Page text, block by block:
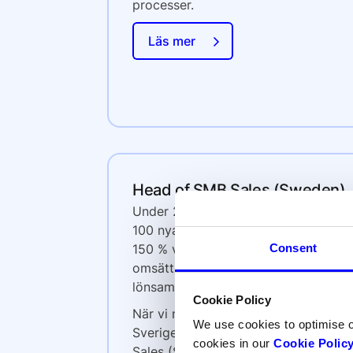
Consent
Cookie Policy
We use cookies to optimise
cookies in our Cookie
processer.
Läs mer
Head of SMB Sales (Sweden)
Under 2025 onboardade vi över 2
100 nya företag, uppnådde mer än
150 % volymtillväxt och 200 %
omsättningstillväxt samt nådde
lönsamhet i Q4.
När vi nu stärker vår närvaro i
Sverige söker vi en Head of SMB